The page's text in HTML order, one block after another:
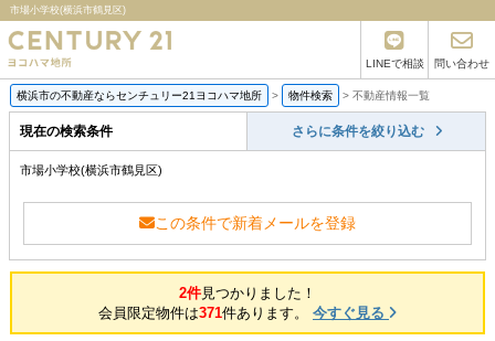
市場小学校(横浜市鶴見区)
LINEで相談 問い合わせ
横浜市の不動産ならセンチュリー21ヨコハマ地所 > 物件検索 > 不動産情報一覧
現在の検索条件 さらに条件を絞り込む
市場小学校(横浜市鶴見区)
この条件で新着メールを登録
2件見つかりました！
会員限定物件は371件あります。 今すぐ見る